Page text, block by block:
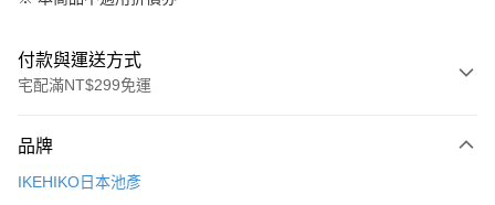
付款與運送方式
宅配滿NT$299免運
信用卡一次付款
品牌
IKEHIKO日本池彥